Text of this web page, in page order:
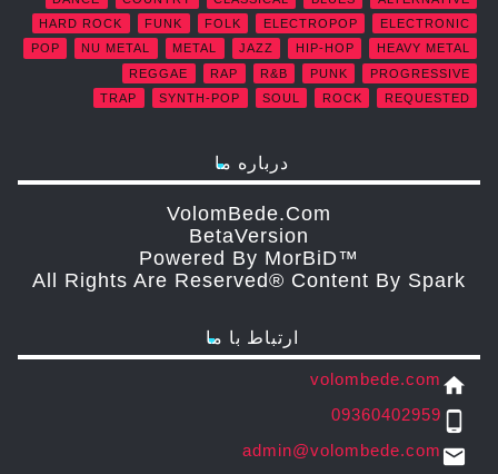
ELECTRONIC
ELECTROPOP
FOLK
FUNK
HARD ROCK
HEAVY METAL
HIP-HOP
JAZZ
METAL
NU METAL
POP
PROGRESSIVE
PUNK
R&B
RAP
REGGAE
REQUESTED
ROCK
SOUL
SYNTH-POP
TRAP
درباره ما
VolomBede.com
ΒetaVersion
Powered By MorBiD™
All Rights Are Reserved® Content By Spark
ارتباط با ما
home
volombede.com
phone_android
09360402959
email
admin@volombede.com